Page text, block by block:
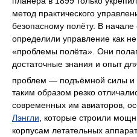
метод практического
безопасному полёту. В начале
определили управление как
«проблемы полёта». Они
достаточные знания и опыт
проблем — подъёмной силы и
таким образом резко
современных им авиаторов,
Лэнгли, которые строили
корпусам летательных